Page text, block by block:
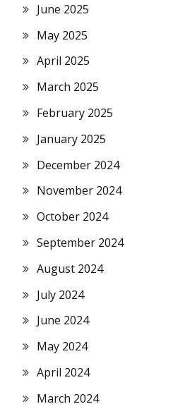
June 2025
May 2025
April 2025
March 2025
February 2025
January 2025
December 2024
November 2024
October 2024
September 2024
August 2024
July 2024
June 2024
May 2024
April 2024
March 2024